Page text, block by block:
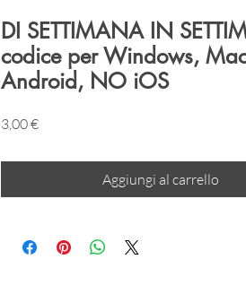
DI SETTIMANA IN
codice per Windows,
Android, NO iOS
3,00 €Prezzo
Aggiungi al carrello